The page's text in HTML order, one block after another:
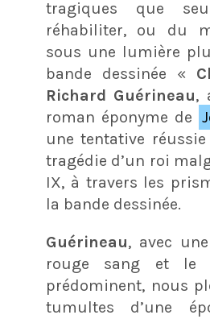
tragiques que
réhabiliter, ou du
sous une lumière
bande dessinée «
Richard Guérineau,
roman éponyme de
une tentative
tragédie d’un roi
IX, à travers les
la bande dessinée.
Guérineau, avec
rouge sang et le
prédominent, nous
tumultes d’une